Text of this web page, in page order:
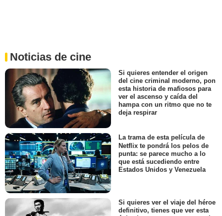
Noticias de cine
Si quieres entender el origen
del cine criminal moderno, pon
esta historia de mafiosos para
ver el ascenso y caída del
hampa con un ritmo que no te
deja respirar
La trama de esta película de
Netflix te pondrá los pelos de
punta: se parece mucho a lo
que está sucediendo entre
Estados Unidos y Venezuela
Si quieres ver el viaje del héroe
definitivo, tienes que ver esta